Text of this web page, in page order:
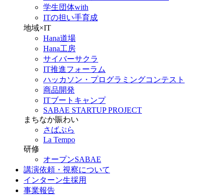
学生団体with
ITの担い手育成
地域×IT
Hana道場
Hana工房
サイバーサクラ
IT推進フォーラム
ハッカソン・プログラミングコンテスト
商品開発
ITブートキャンプ
SABAE STARTUP PROJECT
まちなか賑わい
さばぷら
La Tempo
研修
オープンSABAE
講演依頼・視察について
インターン生採用
事業報告